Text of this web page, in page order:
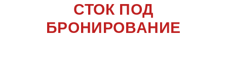
СТОК ПОД
БРОНИРОВАНИЕ